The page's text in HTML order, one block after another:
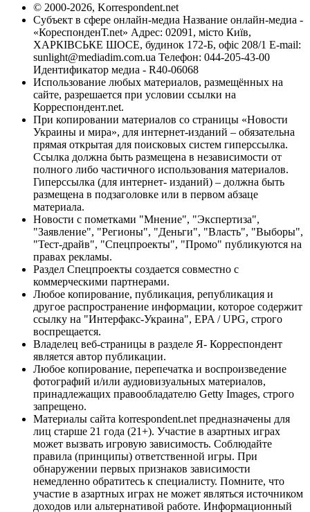
© 2000-2026, Korrespondent.net
Субъект в сфере онлайн-медиа Название онлайн-медиа -
«КореспонденТ.net» Адрес: 02091, місто Київ,
ХАРКІВСЬКЕ ШОСЕ, будинок 172-Б, офіс 208/1 E-mail:
sunlight@mediadim.com.ua Телефон: 044-205-43-00
Идентификатор медиа - R40-06068
Использование любых материалов, размещённых на
сайте, разрешается при условии ссылки на
Корреспондент.net.
При копировании материалов со страницы «Новости
Украины и мира», для интернет-изданий – обязательна
прямая открытая для поисковых систем гиперссылка.
Ссылка должна быть размещена в независимости от
полного либо частичного использования материалов.
Гиперссылка (для интернет- изданий) – должна быть
размещена в подзаголовке или в первом абзаце
материала.
Новости с пометками "Мнение", "Экспертиза",
"Заявление", "Регионы", "Деньги", "Власть", "Выборы",
"Тест-драйв", "Спецпроекты", "Промо" публикуются на
правах рекламы.
Раздел Спецпроекты создается совместно с
коммерческими партнерами.
Любое копирование, публикация, републикация и
другое распространение информации, которое содержит
ссылку на "Интерфакс-Украина", EPA / UPG, строго
воспрещается.
Владелец веб-страницы в разделе Я- Корреспондент
является автор публикации.
Любое копирование, перепечатка и воспроизведение
фотографий и/или аудиовизуальных материалов,
принадлежащих правообладателю Getty Images, строго
запрещено.
Материалы сайта korrespondent.net предназначены для
лиц старше 21 года (21+). Участие в азартных играх
может вызвать игровую зависимость. Соблюдайте
правила (принципы) ответственной игры. При
обнаружении первых признаков зависимости
немедленно обратитесь к специалисту. Помните, что
участие в азартных играх не может являться источником
доходов или альтернативой работе. Информационный